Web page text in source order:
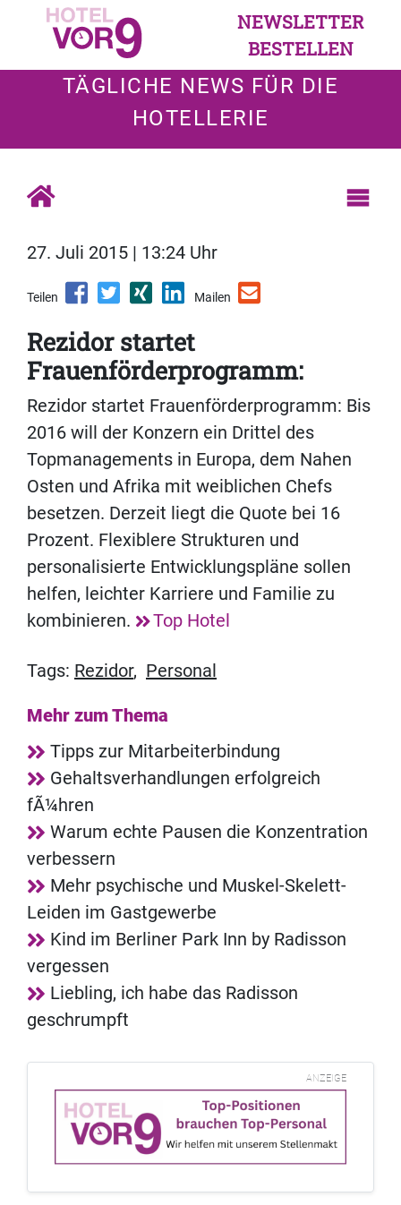
NEWSLETTER
BESTELLEN
TÄGLICHE NEWS FÜR DIE
HOTELLERIE
27. Juli 2015 | 13:24 Uhr
Teilen Mailen
Rezidor startet
Frauenförderprogramm:
Rezidor startet Frauenförderprogramm: Bis
2016 will der Konzern ein Drittel des
Topmanagements in Europa, dem Nahen
Osten und Afrika mit weiblichen Chefs
besetzen. Derzeit liegt die Quote bei 16
Prozent. Flexiblere Strukturen und
personalisierte Entwicklungspläne sollen
helfen, leichter Karriere und Familie zu
kombinieren.
Top Hotel
Tags: Rezidor, Personal
Mehr zum Thema
Tipps zur Mitarbeiterbindung
Gehaltsverhandlungen erfolgreich
fÃ¼hren
Warum echte Pausen die Konzentration
verbessern
Mehr psychische und Muskel-Skelett-
Leiden im Gastgewerbe
Kind im Berliner Park Inn by Radisson
vergessen
Liebling, ich habe das Radisson
geschrumpft
ANZEIGE